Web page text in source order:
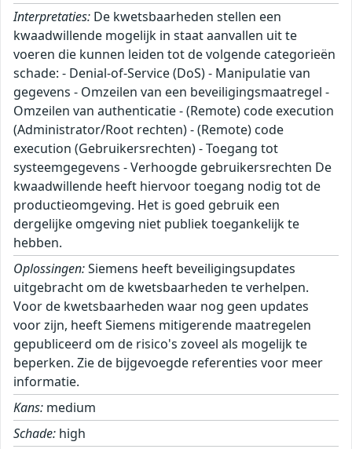
Interpretaties: De kwetsbaarheden stellen een
kwaadwillende mogelijk in staat aanvallen uit te
voeren die kunnen leiden tot de volgende categorieën
schade: - Denial-of-Service (DoS) - Manipulatie van
gegevens - Omzeilen van een beveiligingsmaatregel -
Omzeilen van authenticatie - (Remote) code execution
(Administrator/Root rechten) - (Remote) code
execution (Gebruikersrechten) - Toegang tot
systeemgegevens - Verhoogde gebruikersrechten De
kwaadwillende heeft hiervoor toegang nodig tot de
productieomgeving. Het is goed gebruik een
dergelijke omgeving niet publiek toegankelijk te
hebben.
Oplossingen:Siemens heeft beveiligingsupdates
uitgebracht om de kwetsbaarheden te verhelpen.
Voor de kwetsbaarheden waar nog geen updates
voor zijn, heeft Siemens mitigerende maatregelen
gepubliceerd om de risico's zoveel als mogelijk te
beperken. Zie de bijgevoegde referenties voor meer
informatie.
Kans: medium
Schade: high